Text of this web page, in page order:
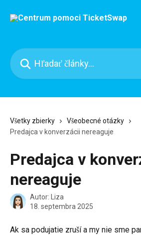
Hľadať články...
Všetky zbierky
Všeobecné otázky
Predajca v konverzácii nereaguje
Predajca v
nereaguje
Autor:
Liza
18. septembra 2025
Ak sa podujatie zruší a my nie sme